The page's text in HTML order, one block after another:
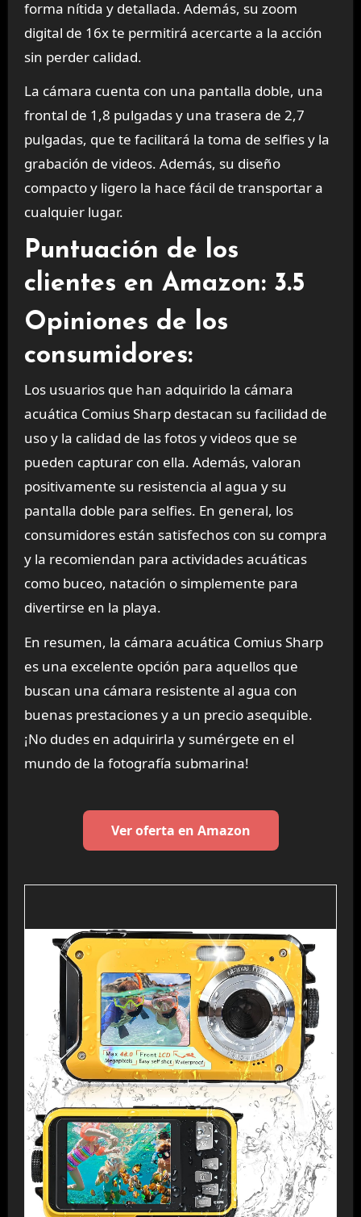
forma nítida y detallada. Además, su zoom
digital de 16x te permitirá acercarte a la acción
sin perder calidad.
La cámara cuenta con una pantalla doble, una
frontal de 1,8 pulgadas y una trasera de 2,7
pulgadas, que te facilitará la toma de selfies y la
grabación de videos. Además, su diseño
compacto y ligero la hace fácil de transportar a
cualquier lugar.
Puntuación de los
clientes en Amazon: 3.5
Opiniones de los
consumidores:
Los usuarios que han adquirido la cámara
acuática Comius Sharp destacan su facilidad de
uso y la calidad de las fotos y videos que se
pueden capturar con ella. Además, valoran
positivamente su resistencia al agua y su
pantalla doble para selfies. En general, los
consumidores están satisfechos con su compra
y la recomiendan para actividades acuáticas
como buceo, natación o simplemente para
divertirse en la playa.
En resumen, la cámara acuática Comius Sharp
es una excelente opción para aquellos que
buscan una cámara resistente al agua con
buenas prestaciones y a un precio asequible.
¡No dudes en adquirirla y sumérgete en el
mundo de la fotografía submarina!
Ver oferta en Amazon